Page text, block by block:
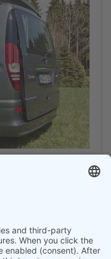
abierta el portón de
tiempo poder
puede descanzar